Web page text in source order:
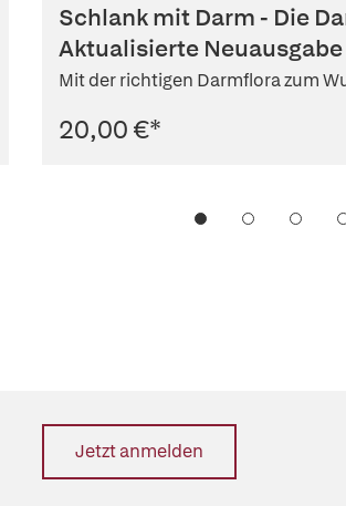
Schlank mit Darm - Die
Aktualisierte Neuausgabe
Mit der richtigen Darmflora zum
20,00 €*
Jetzt anmelden